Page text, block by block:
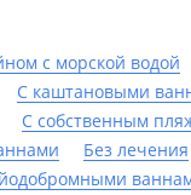
с морской водой
С каштановыми
С собственным
Без лечения